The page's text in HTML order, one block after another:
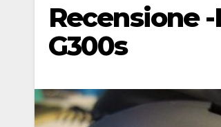
Recensione
G300s